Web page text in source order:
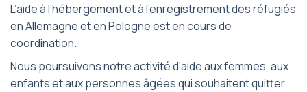
L’aide à l’hébergement et à l’enregistrement des réfugiés
en Allemagne et en Pologne est en cours de
coordination.
Nous poursuivons notre activité d’aide aux femmes, aux
enfants et aux personnes âgées qui souhaitent quitter